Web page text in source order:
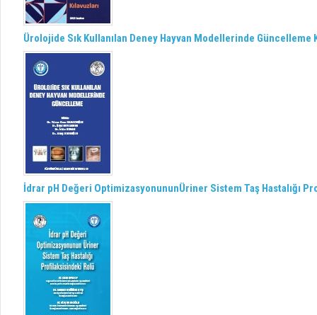
Ürolojide Sık Kullanılan Deney Hayvan Modellerinde Güncelleme
İdrar pH Değeri OptimizasyonununÜriner Sistem Taş Hastalığı